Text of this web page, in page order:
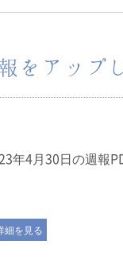
をアップ
年4月30日の週報
細を見る